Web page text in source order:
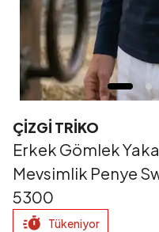
ÇİZGİ TRİKO
Erkek Gömlek
Mevsimlik Penye
5300
Tükeniyor